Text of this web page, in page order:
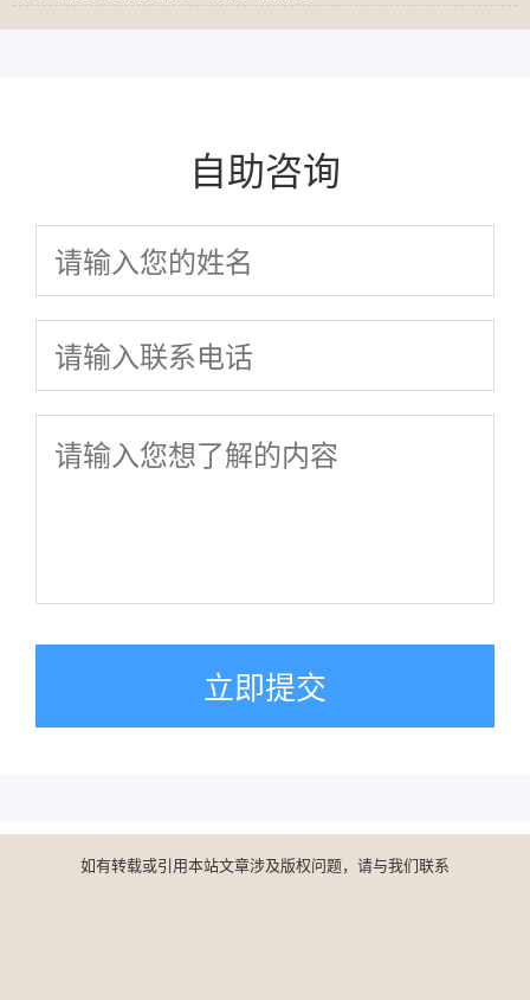
自助咨询
立即提交
如有转载或引用本站文章涉及版权问题，请与我们联系